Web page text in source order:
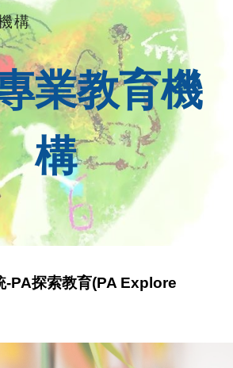
Skip to navigation
構
業教育機
構
-PA探索教育(PA Explore